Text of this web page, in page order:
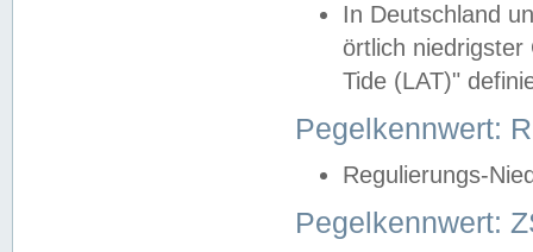
In Deutschland
örtlich
Tide (LAT)"
Pegelkennwert:
Regulierungs-
Pegelkennwert: